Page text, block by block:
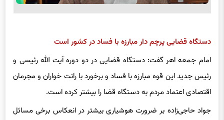
دستگاه قضایی پرچم دار مبارزه با فساد در کشور است
امام جمعه اهر گفت: دستگاه قضایی در دو دوره آیت الله رئیسی و
رئیس جدید این قوه مبارزه با فساد و برخورد با رانت خواران و مجرمان
اقتصادی اعتماد مردم به دستگاه قضا را بیشتر کرده است.
جواد حاجی‌زاده بر ضرورت هوشیاری بیشتر در انعکاس برخی مسائل